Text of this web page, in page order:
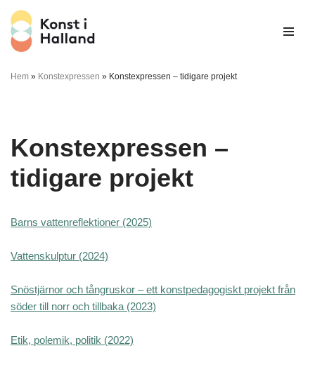
Hoppa
till
innehåll
Hem » Konstexpressen » Konstexpressen – tidigare projekt
Konstexpressen –
tidigare projekt
Barns vattenreflektioner (2025)
Vattenskulptur (2024)
Snöstjärnor och tångruskor – ett konstpedagogiskt projekt från
söder till norr och tillbaka (2023)
Etik, polemik, politik (2022)